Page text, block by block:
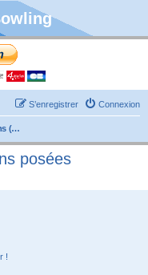
Connexion
S’enregistrer
Foire aux questions (Questions posées fréquemment)
posées
!